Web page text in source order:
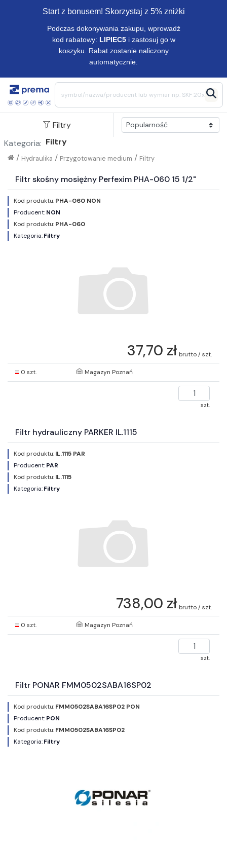
Start z bonusem! Skorzystaj z 5% zniżki
Podczas dokonywania zakupu, wprowadź
kod rabatowy: LIPIEC5 i zastosuj go w
koszyku. Rabat zostanie naliczony
automatycznie.
Filtry
Kategoria: Filtry
Filtry
/
Przygotowanie medium
/
Hydraulika
/
Filtr skośny mosiężny Perfexim PHA-060 15 1/2"
Kod produktu:PHA-060 NON
Producent:NON
Kod produktu:PHA-060
Kategoria:Filtry
37,70 zł brutto / szt.
0 szt. Magazyn Poznań
szt.
Filtr hydrauliczny PARKER IL.1115
Kod produktu:IL.1115 PAR
Producent:PAR
Kod produktu:IL.1115
Kategoria:Filtry
738,00 zł brutto / szt.
0 szt. Magazyn Poznań
szt.
Filtr PONAR FMM0502SABA16SP02
Kod produktu:FMM0502SABA16SP02 PON
Producent:PON
Kod produktu:FMM0502SABA16SP02
Kategoria:Filtry